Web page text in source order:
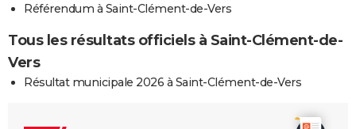
Référendum à Saint-Clément-de-Vers
Tous les résultats officiels à Saint-Clément-de-
Vers
Résultat municipale 2026 à Saint-Clément-de-Vers